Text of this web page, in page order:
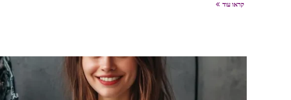
קראו עוד